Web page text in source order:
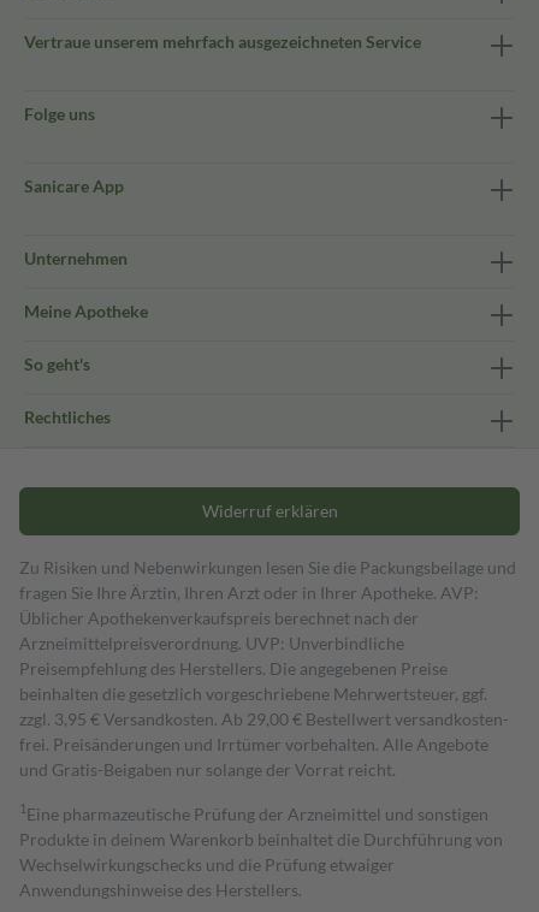
Vertraue unserem mehrfach ausgezeichneten Service
Folge uns
Sanicare App
Unternehmen
Meine Apotheke
So geht's
Rechtliches
Widerruf erklären
Zu Risiken und Nebenwirkungen lesen Sie die Packungsbeilage und
fragen Sie Ihre Ärztin, Ihren Arzt oder in Ihrer Apotheke. AVP:
Üblicher Apothekenverkaufspreis berechnet nach der
Arzneimittelpreisverordnung. UVP: Unverbindliche
Preisempfehlung des Herstellers. Die angegebenen Preise
beinhalten die gesetzlich vorgeschriebene Mehrwertsteuer, ggf.
zzgl. 3,95 € Versandkosten. Ab 29,00 € Bestell­wert versand­kosten­
frei. Preisänderungen und Irrtümer vorbehalten. Alle Angebote
und Gratis-Beigaben nur solange der Vorrat reicht.
1 Eine pharmazeutische Prüfung der Arzneimittel und sonstigen
Produkte in deinem Warenkorb beinhaltet die Durchführung von
Wechselwirkungschecks und die Prüfung etwaiger
Anwendungshinweise des Herstellers.